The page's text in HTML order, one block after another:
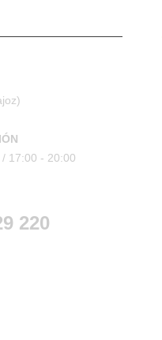
/ 17:00 - 20:00
220